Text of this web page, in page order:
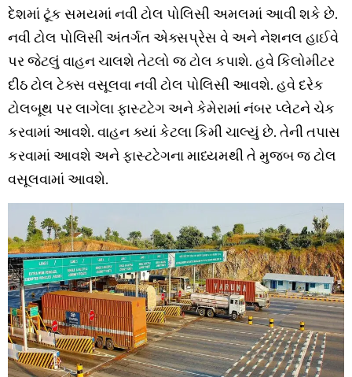
દેશમાં ટૂંક સમયમાં નવી ટોલ પોલિસી અમલમાં આવી શકે છે.
નવી ટોલ પોલિસી અંતર્ગત એક્સપ્રેસ વે અને નેશનલ હાઈવે
પર જેટલું વાહન ચાલશે તેટલો જ ટોલ કપાશે. હવે કિલોમીટર
દીઠ ટોલ ટેક્સ વસૂલવા નવી ટોલ પોલિસી આવશે. હવે દરેક
ટોલબૂથ પર લાગેલા ફાસ્ટટેગ અને કેમેરામાં નંબર પ્લેટને ચેક
કરવામાં આવશે. વાહન ક્યાં કેટલા કિમી ચાલ્યું છે. તેની તપાસ
કરવામાં આવશે અને ફાસ્ટટેગના માધ્યમથી તે મુજબ જ ટોલ
વસૂલવામાં આવશે.